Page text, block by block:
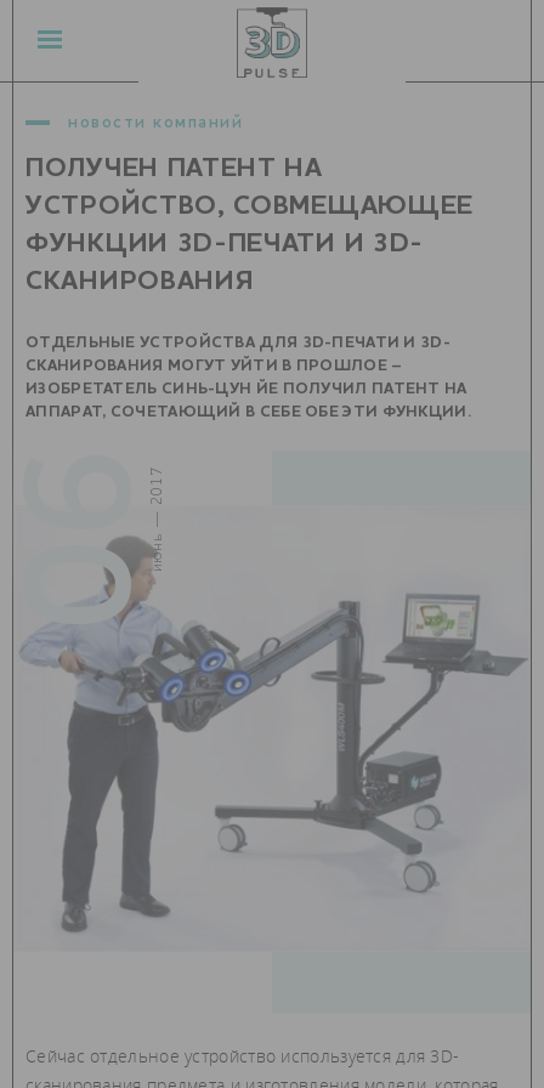
новости компаний
ПОЛУЧЕН ПАТЕНТ НА
УСТРОЙСТВО, СОВМЕЩАЮЩЕЕ
ФУНКЦИИ 3D-ПЕЧАТИ И 3D-
СКАНИРОВАНИЯ
ОТДЕЛЬНЫЕ УСТРОЙСТВА ДЛЯ 3D-ПЕЧАТИ И 3D-
СКАНИРОВАНИЯ МОГУТ УЙТИ В ПРОШЛОЕ –
ИЗОБРЕТАТЕЛЬ СИНЬ-ЦУН ЙЕ ПОЛУЧИЛ ПАТЕНТ НА
АППАРАТ, СОЧЕТАЮЩИЙ В СЕБЕ ОБЕ ЭТИ ФУНКЦИИ.
06
июнь — 2017
Сейчас отдельное устройство используется для 3D-